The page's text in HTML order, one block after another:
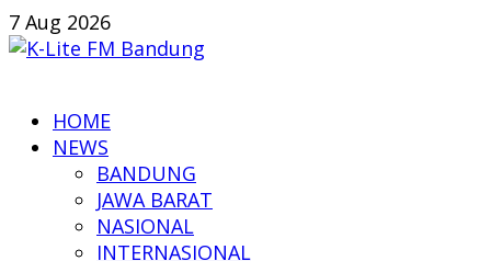
Skip
to
7 Aug 2026
Lite
Bandung
HOME
NEWS
BANDUNG
JAWA BARAT
NASIONAL
INTERNASIONAL